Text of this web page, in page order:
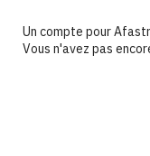
Un compte pour
Vous n'avez pas